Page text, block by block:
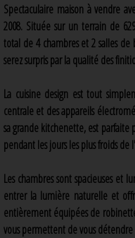
Spectaculaire maison à vendre
2008. Située sur un terrain de
total de 4 chambres et 2 salles
serez surpris par la qualité des
La cuisine design est tout
centrale et des appareils
sa grande kitchenette, est
pendant les jours les plus froids de
Les chambres sont spacieuses et
entrer la lumière naturelle et
entièrement équipées de
vous permettent de vous